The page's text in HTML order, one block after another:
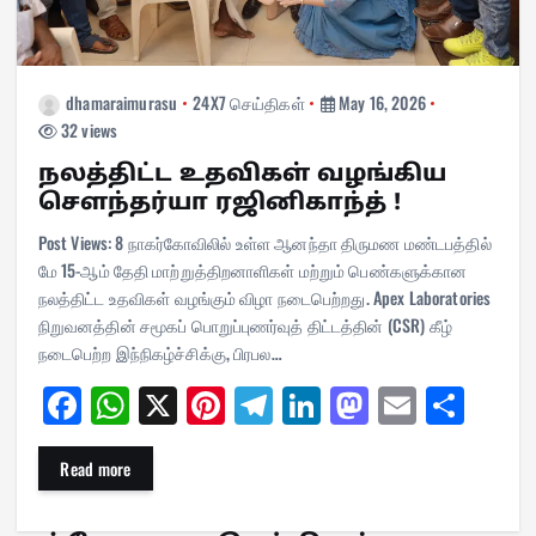
dhamaraimurasu 24X7 செய்திகள்
May 16, 2026
32 views
நலத்திட்ட உதவிகள் வழங்கிய
சௌந்தர்யா ரஜினிகாந்த் !
Post Views: 8 நாகர்கோவிலில் உள்ள ஆனந்தா திருமண மண்டபத்தில்
மே 15-ஆம் தேதி மாற்றுத்திறனாளிகள் மற்றும் பெண்களுக்கான
நலத்திட்ட உதவிகள் வழங்கும் விழா நடைபெற்றது. Apex Laboratories
நிறுவனத்தின் சமூகப் பொறுப்புணர்வுத் திட்டத்தின் (CSR) கீழ்
நடைபெற்ற இந்நிகழ்ச்சிக்கு, பிரபல…
Fa
ce
bo
ok
W
ha
ts
A
X Pi
nt
es
Te
le
a
Li
nk
In
M
as
do
E
m
Sh
Read more